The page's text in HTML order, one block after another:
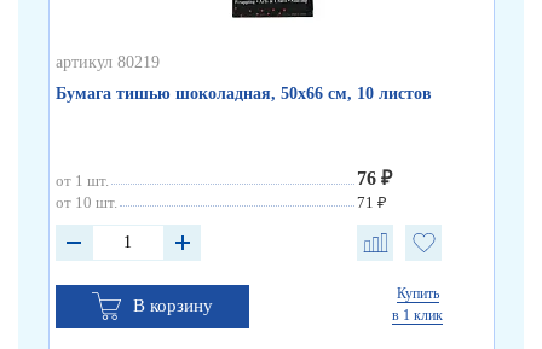
артикул 80219
Бумага тишью шоколадная, 50х66 см, 10 листов
от 1 шт. 76 ₽
от 10 шт. 71 ₽
В корзину
Купить
в 1 клик